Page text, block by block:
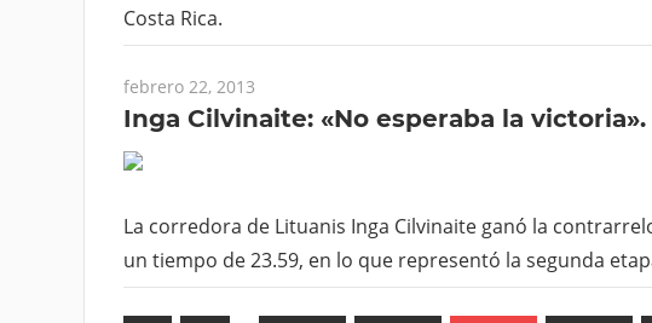
Costa Rica.
febrero 22, 2013
Inga Cilvinaite: «No esperaba la victoria».
La corredora de Lituanis Inga Cilvinaite ganó la
un tiempo de 23.59, en lo que representó la segunda